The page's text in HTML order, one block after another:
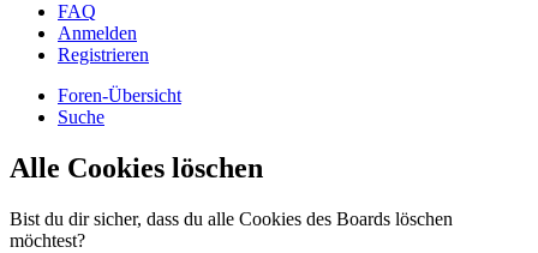
FAQ
Anmelden
Registrieren
Foren-Übersicht
Suche
Alle Cookies löschen
Bist du dir sicher, dass du alle Cookies des Boards löschen
möchtest?